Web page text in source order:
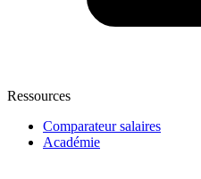
Ressources
Comparateur salaires
Académie